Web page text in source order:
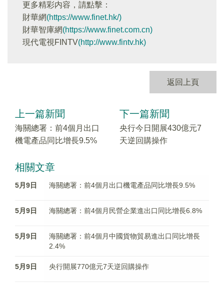
更多精彩内容，請點擊：
財華網(https://www.finet.hk/)
財華智庫網(https://www.finet.com.cn)
現代電視FINTV(http://www.fintv.hk)
返回上頁
上一篇新聞
海關總署：前4個月出口
機電產品同比增長9.5%
下一篇新聞
央行今日開展430億元7
天逆回購操作
相關文章
5月9日 海關總署：前4個月出口機電產品同比增長9.5%
5月9日 海關總署：前4個月民營企業進出口同比增長6.8%
5月9日
海關總署：前4個月中國貨物貿易進出口同比增長
2.4%
5月9日 央行開展770億元7天逆回購操作